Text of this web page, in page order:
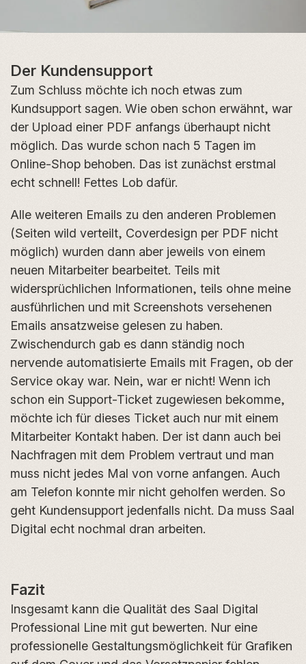
Der Kundensupport
Zum Schluss möchte ich noch etwas zum
Kundsupport sagen. Wie oben schon erwähnt, war
der Upload einer PDF anfangs überhaupt nicht
möglich. Das wurde schon nach 5 Tagen im
Online-Shop behoben. Das ist zunächst erstmal
echt schnell! Fettes Lob dafür.
Alle weiteren Emails zu den anderen Problemen
(Seiten wild verteilt, Coverdesign per PDF nicht
möglich) wurden dann aber jeweils von einem
neuen Mitarbeiter bearbeitet. Teils mit
widersprüchlichen Informationen, teils ohne meine
ausführlichen und mit Screenshots versehenen
Emails ansatzweise gelesen zu haben.
Zwischendurch gab es dann ständig noch
nervende automatisierte Emails mit Fragen, ob der
Service okay war. Nein, war er nicht! Wenn ich
schon ein Support-Ticket zugewiesen bekomme,
möchte ich für dieses Ticket auch nur mit einem
Mitarbeiter Kontakt haben. Der ist dann auch bei
Nachfragen mit dem Problem vertraut und man
muss nicht jedes Mal von vorne anfangen. Auch
am Telefon konnte mir nicht geholfen werden. So
geht Kundensupport jedenfalls nicht. Da muss Saal
Digital echt nochmal dran arbeiten.
Fazit
Insgesamt kann die Qualität des Saal Digital
Professional Line mit gut bewerten. Nur eine
professionelle Gestaltungsmöglichkeit für Grafiken